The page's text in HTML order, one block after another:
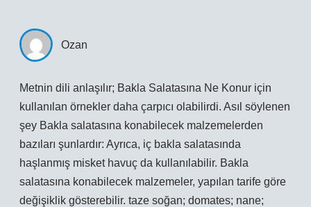
Ozan
Metnin dili anlaşılır; Bakla Salatasına Ne Konur için
kullanılan örnekler daha çarpıcı olabilirdi. Asıl söylenen
şey Bakla salatasına konabilecek malzemelerden
bazıları şunlardır: Ayrıca, iç bakla salatasında
haşlanmış misket havuç da kullanılabilir. Bakla
salatasına konabilecek malzemeler, yapılan tarife göre
değişiklik gösterebilir. taze soğan; domates; nane;